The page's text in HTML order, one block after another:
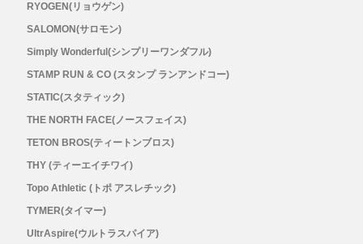
メンズ
レディース
RYOGEN(リョウゲン)
SALOMON(サロモン)
Simply Wonderful(シンプリーワンダフル)
STAMP RUN & CO (スタンプ ランアンドコー)
STATIC(スタティック)
THE NORTH FACE(ノースフェイス)
TETON BROS(ティートンブロス)
THY (ティーエイチワイ)
Topo Athletic (トポ アスレチック)
TYMER(タイマー)
UltrAspire(ウルトラスパイア)